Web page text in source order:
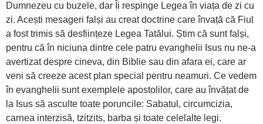
Dumnezeu cu buzele, dar Îi respinge Legea în viața de zi cu
zi. Acești mesageri falși au creat doctrine care învață că Fiul
a fost trimis să desființeze Legea Tatălui. Știm că sunt falși,
pentru că în niciuna dintre cele patru evanghelii Isus nu ne-a
avertizat despre cineva, din Biblie sau din afara ei, care ar
veni să creeze acest plan special pentru neamuri. Ce vedem
în evanghelii sunt exemplele apostolilor, care au învățat de
la Isus să asculte toate poruncile: Sabatul, circumcizia,
carnea interzisă, tzitzits, barba și toate celelalte legi.